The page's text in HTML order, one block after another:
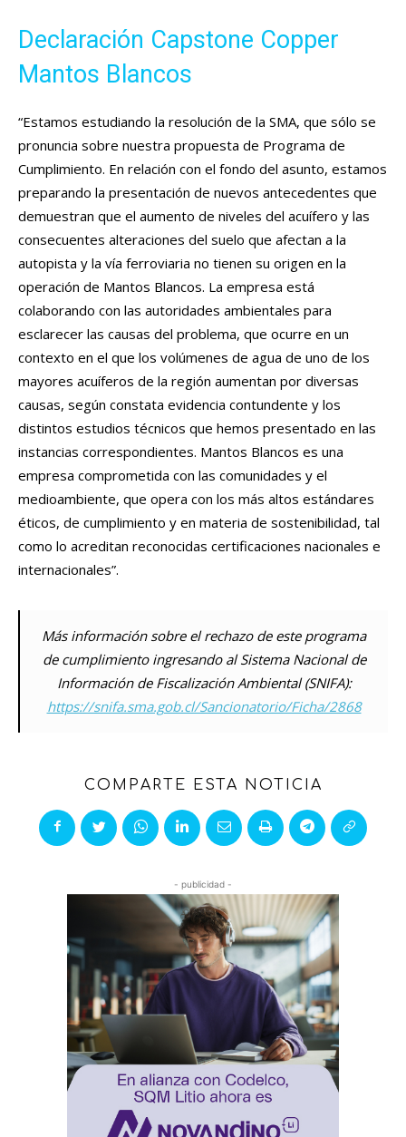
Declaración Capstone Copper
Mantos Blancos
“Estamos estudiando la resolución de la SMA, que sólo se
pronuncia sobre nuestra propuesta de Programa de
Cumplimiento. En relación con el fondo del asunto, estamos
preparando la presentación de nuevos antecedentes que
demuestran que el aumento de niveles del acuífero y las
consecuentes alteraciones del suelo que afectan a la
autopista y la vía ferroviaria no tienen su origen en la
operación de Mantos Blancos. La empresa está
colaborando con las autoridades ambientales para
esclarecer las causas del problema, que ocurre en un
contexto en el que los volúmenes de agua de uno de los
mayores acuíferos de la región aumentan por diversas
causas, según constata evidencia contundente y los
distintos estudios técnicos que hemos presentado en las
instancias correspondientes. Mantos Blancos es una
empresa comprometida con las comunidades y el
medioambiente, que opera con los más altos estándares
éticos, de cumplimiento y en materia de sostenibilidad, tal
como lo acreditan reconocidas certificaciones nacionales e
internacionales”.
Más información sobre el rechazo de este programa
de cumplimiento ingresando al Sistema Nacional de
Información de Fiscalización Ambiental (SNIFA):
https://snifa.sma.gob.cl/Sancionatorio/Ficha/2868
COMPARTE ESTA NOTICIA
- publicidad -